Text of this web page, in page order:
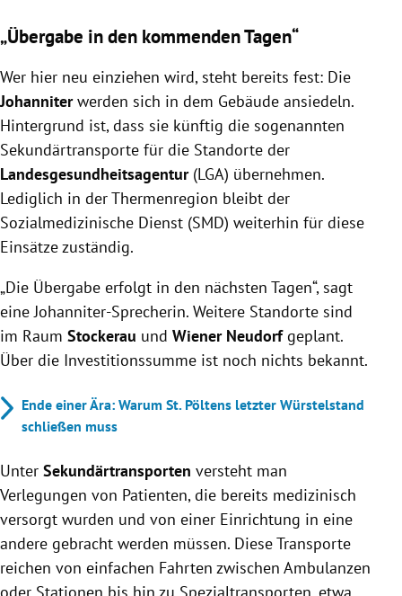
„Übergabe in den kommenden Tagen“
Wer hier neu einziehen wird, steht bereits fest: Die
Johanniterwerden sich in dem Gebäude ansiedeln.
Hintergrund ist, dass sie künftig die sogenannten
Sekundärtransporte für die Standorte der
Landesgesundheitsagentur(LGA) übernehmen.
Lediglich in der Thermenregion bleibt der
Sozialmedizinische Dienst (SMD) weiterhin für diese
Einsätze zuständig.
„Die Übergabe erfolgt in den nächsten Tagen“, sagt
eine Johanniter-Sprecherin. Weitere Standorte sind
im Raum Stockerau und Wiener Neudorfgeplant.
Über die Investitionssumme ist noch nichts bekannt.
Ende einer Ära: Warum St. Pöltens letzter Würstelstand
schließen muss
Unter Sekundärtransporten versteht man
Verlegungen von Patienten, die bereits medizinisch
versorgt wurden und von einer Einrichtung in eine
andere gebracht werden müssen. Diese Transporte
reichen von einfachen Fahrten zwischen Ambulanzen
oder Stationen bis hin zu Spezialtransporten, etwa